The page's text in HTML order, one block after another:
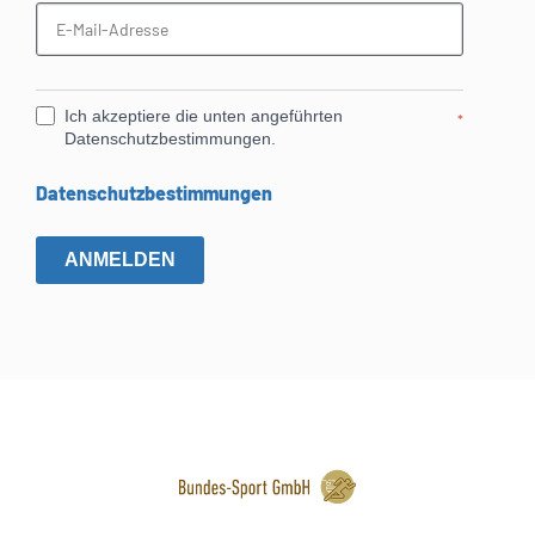
Ich akzeptiere die unten angeführten
Datenschutzbestimmungen.
*
Datenschutzbestimmungen
ANMELDEN